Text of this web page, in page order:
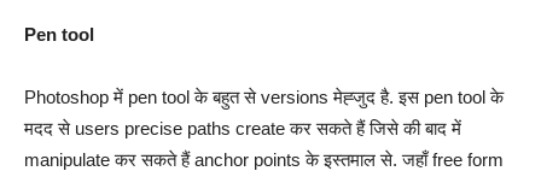
Pen tool
Photoshop में pen tool के बहुत से versions मेह्जुद है. इस pen tool के
मदद से users precise paths create कर सकते हैं जिसे की बाद में
manipulate कर सकते हैं anchor points के इस्तमाल से. जहाँ free form